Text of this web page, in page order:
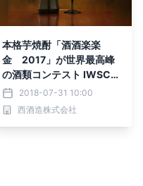
本格芋焼酎「酒酒楽楽
金 2017」が世界最高峰
の酒類コンテスト IWSC2
018で最高賞を受賞！
2018-07-31 10:00
西酒造株式会社